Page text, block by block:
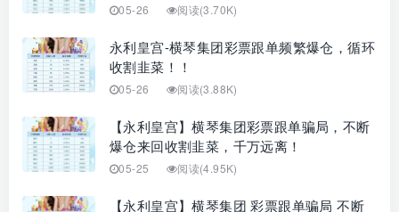
05-26 阅读(3.70K)
永利皇宫-横琴集团彩票跟单频繁爆仓，循环
收割韭菜！！
05-26 阅读(3.88K)
【永利皇宫】横琴集团彩票跟单骗局，不断
爆仓来回收割韭菜，千万远离！
05-25 阅读(4.95K)
【永利皇宫】横琴集团 彩票跟单骗局 不断